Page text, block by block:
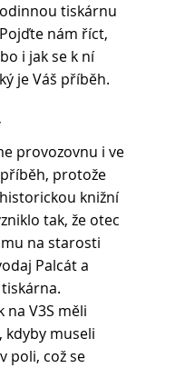
tiskárnu
nám říct,
i jak se k ní
je Váš příběh.
provozovnu i ve
protože
knižní
tak, že otec
na starosti
Palcát a
na V3S měli
kdyby museli
poli, což se